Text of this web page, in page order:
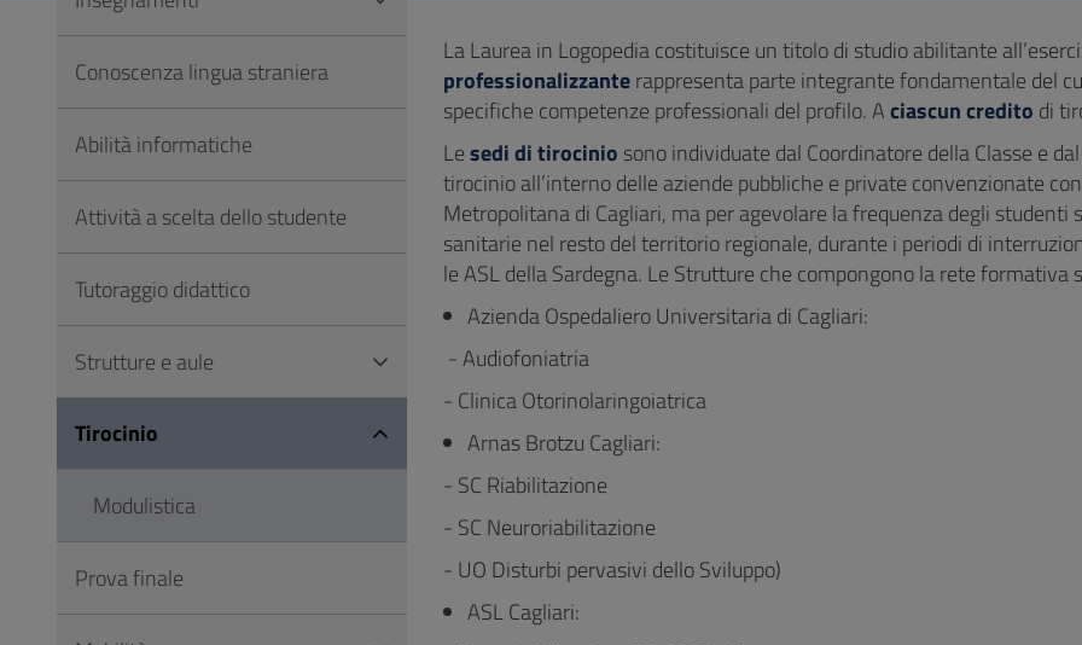
Footer
La Laurea in Logopedia costituisce un titolo di studio abilitante
professionalizzanterappresenta parte integrante fondamentale del
specifiche competenze professionali del profilo. Aciascun credito di
Lesedi di tirocinio sono individuate dal Coordinatore della Classe e
tirocinio all’interno delle aziende pubbliche e private convenzionate
Metropolitana di Cagliari, ma per agevolare la frequenza degli
sanitarie nel resto del territorio regionale, durante i periodi di
le ASL della Sardegna. Le Strutture che compongono la rete formativa
Azienda Ospedaliero Universitaria di Cagliari:
- Audiofoniatria
- Clinica Otorinolaringoiatrica
Arnas Brotzu Cagliari:
- SC Riabilitazione
- SC Neuroriabilitazione
- UO Disturbi pervasivi dello Sviluppo)
ASL Cagliari:
Conoscenza lingua straniera
Abilità informatiche
Attività a scelta dello studente
Tutoraggio didattico
Strutture e aule
Tirocinio
Modulistica
Prova finale